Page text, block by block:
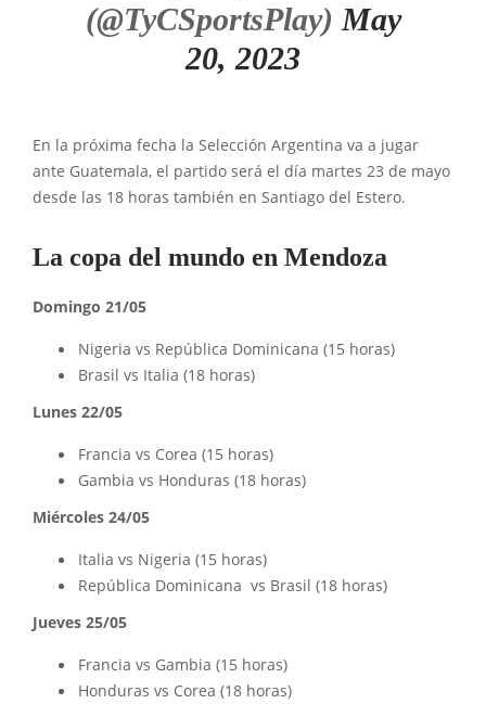
(@TyCSportsPlay) May
20, 2023
En la próxima fecha la Selección Argentina va a jugar
ante Guatemala, el partido será el día martes 23 de mayo
desde las 18 horas también en Santiago del Estero.
La copa del mundo en Mendoza
Domingo 21/05
Nigeria vs República Dominicana (15 horas)
Brasil vs Italia (18 horas)
Lunes 22/05
Francia vs Corea (15 horas)
Gambia vs Honduras (18 horas)
Miércoles 24/05
Italia vs Nigeria (15 horas)
República Dominicana vs Brasil (18 horas)
Jueves 25/05
Francia vs Gambia (15 horas)
Honduras vs Corea (18 horas)